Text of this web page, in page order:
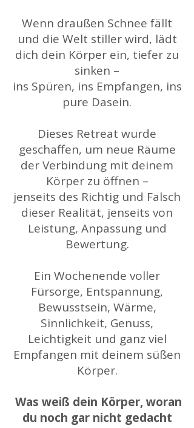
Wenn draußen Schnee fällt
und die Welt stiller wird, lädt
dich dein Körper ein, tiefer zu
sinken –
ins Spüren, ins Empfangen, ins
pure Dasein.
Dieses Retreat wurde
geschaffen, um neue Räume
der Verbindung mit deinem
Körper zu öffnen –
jenseits des Richtig und Falsch
dieser Realität, jenseits von
Leistung, Anpassung und
Bewertung.
Ein Wochenende voller
Fürsorge, Entspannung,
Bewusstsein, Wärme,
Sinnlichkeit, Genuss,
Leichtigkeit und ganz viel
Empfangen mit deinem süßen
Körper.
Was weiß dein Körper, woran
du noch gar nicht gedacht